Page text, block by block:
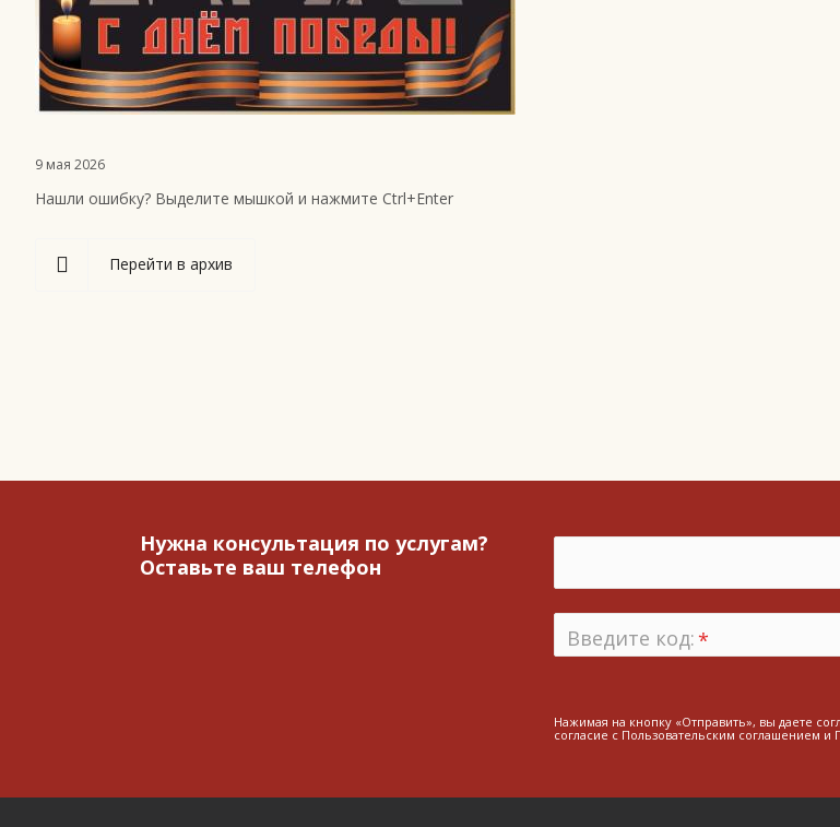
9 мая 2026
Нашли ошибку? Выделите мышкой и нажмите Ctrl+Enter
Перейти в архив
Нужна консультация по услугам?
Оставьте ваш телефон
Введите код:*
Нажимая на кнопку «Отправить», вы даете
согласие с Пользовательским соглашением и